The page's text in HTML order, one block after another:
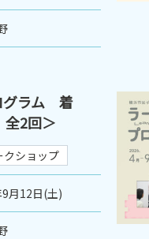
グラム 着
全2回＞
クショップ
月12日(土)